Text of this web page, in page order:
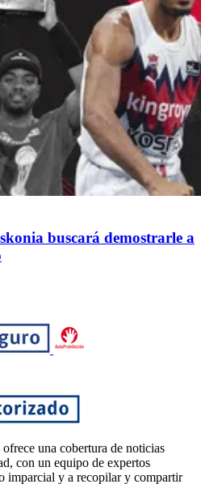
buscará demostrarle a
una cobertura de noticias
con un equipo de expertos
imparcial y a recopilar y compartir